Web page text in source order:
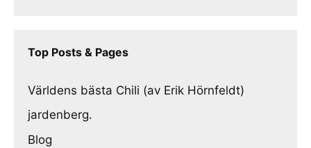
Top Posts & Pages
Världens bästa Chili (av Erik Hörnfeldt)
jardenberg.
Blog